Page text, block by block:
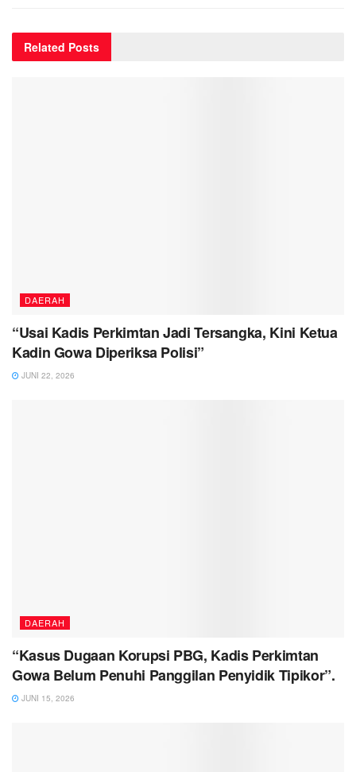
Related Posts
DAERAH
“Usai Kadis Perkimtan Jadi Tersangka, Kini Ketua
Kadin Gowa Diperiksa Polisi”
JUNI 22, 2026
DAERAH
“Kasus Dugaan Korupsi PBG, Kadis Perkimtan
Gowa Belum Penuhi Panggilan Penyidik Tipikor”.
JUNI 15, 2026